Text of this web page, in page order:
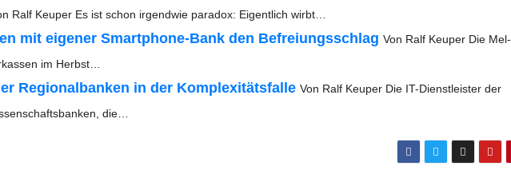
Ralf Keu­per Es ist schon irgend­wie para­dox: Eigent­lich wirbt…
mit eige­ner Smar­t­­pho­ne-Bank den Befrei­ungs­schlag Von Ralf Keu­per Die Mel­
im Herbst…
Regio­nal­ban­ken in der Kom­ple­xi­täts­fal­le Von Ralf Keu­per Die IT-Diens­t­­leis­­ter der
die…